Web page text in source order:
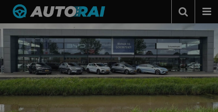
Autonieuws
Podcast
Autotests
Automerken
Adverteren